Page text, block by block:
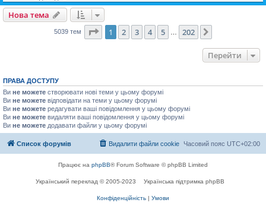
Нова тема
5039 тем Сторінка1 202
1 2 3 4 5 202
Перейти
ПРАВА ДОСТУПУ
Ви не можете створювати нові теми у цьому форумі
Ви не можете відповідати на теми у цьому форумі
Ви не можете редагувати ваші повідомлення у цьому форумі
Ви не можете видаляти ваші повідомлення у цьому форумі
Ви не можете додавати файли у цьому форумі
Список форумів Часовий пояс UTC+02:00
Видалити файли cookie
Працює на phpBB® Forum Software © phpBB Limited
Український переклад © 2005-2023 Українська підтримка phpBB
Конфіденційність | Умови